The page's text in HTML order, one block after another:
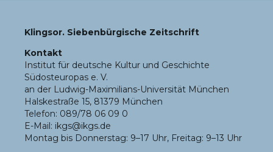
Klingsor. Siebenbürgische Zeitschrift
Kontakt
Institut für deutsche Kultur und Geschichte
Südosteuropas e. V.
an der Ludwig-Maximilians-Universität München
Halskestraße 15, 81379 München
Telefon: 089/78 06 09 0
E-Mail: ikgs@ikgs.de
Montag bis Donnerstag: 9–17 Uhr, Freitag: 9–13 Uhr